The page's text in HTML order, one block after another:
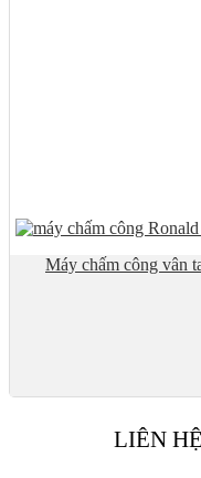
Máy chấm công vân
LIÊN